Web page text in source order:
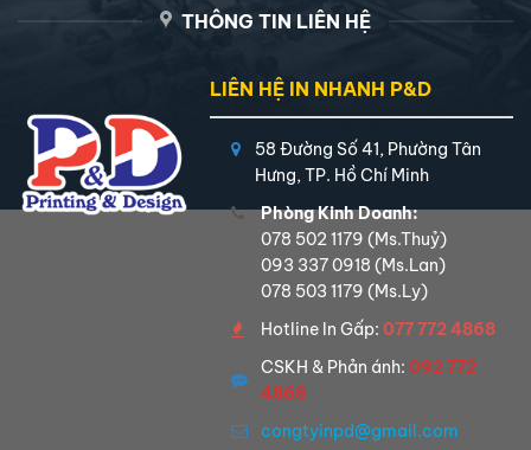
THÔNG TIN LIÊN HỆ
LIÊN HỆ IN NHANH P&D
58 Đường Số 41, Phường Tân
Hưng, TP. Hồ Chí Minh
Phòng Kinh Doanh:
078 502 1179 (Ms.Thuỷ)
093 337 0918 (Ms.Lan)
078 503 1179 (Ms.Ly)
Hotline In Gấp:077 772 4868
CSKH & Phản ánh: 092 772
4868
congtyinpd@gmail.com